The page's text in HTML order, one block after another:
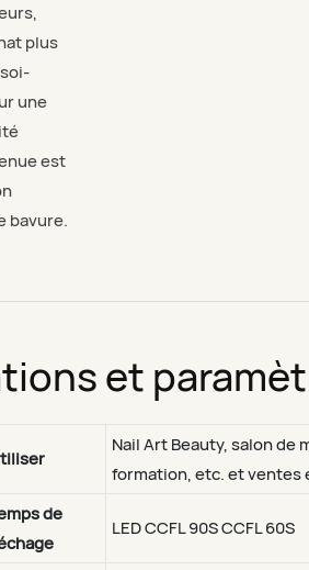
plus
une
est
bavure.
et
Nail Art Beauty, salon de
formation, etc. et ventes
de
LED CCFL 90S CCFL 60S